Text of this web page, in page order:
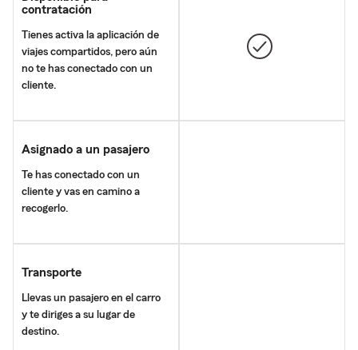
contratación
Tienes activa la aplicación de
viajes compartidos, pero aún
no te has conectado con un
cliente.
Asignado a un pasajero
Te has conectado con un
cliente y vas en camino a
recogerlo.
Transporte
Llevas un pasajero en el carro
y te diriges a su lugar de
destino.